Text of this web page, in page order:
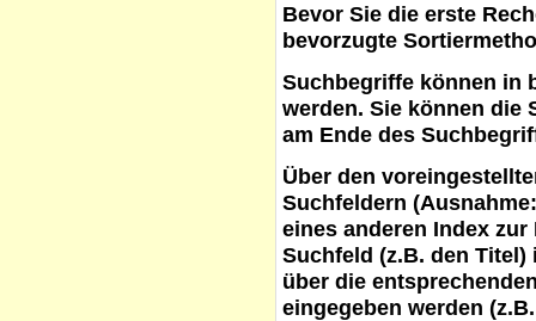
Bevor Sie die erste
bevorzugte
Suchbegriffe können in
werden. Sie können die
am Ende des
Über den
Suchfeldern
eines anderen Index
Suchfeld (z.B. den
über die
eingegeben werden